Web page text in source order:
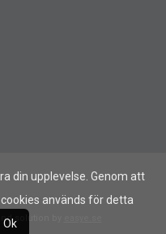
din upplevelse. Genom att
används för detta
Oksolution by